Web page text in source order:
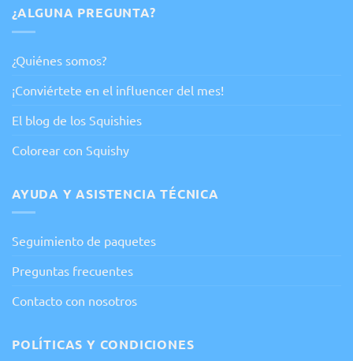
¿ALGUNA PREGUNTA?
¿Quiénes somos?
¡Conviértete en el influencer del mes!
El blog de los Squishies
Colorear con Squishy
AYUDA Y ASISTENCIA TÉCNICA
Seguimiento de paquetes
Preguntas frecuentes
Contacto con nosotros
POLÍTICAS Y CONDICIONES